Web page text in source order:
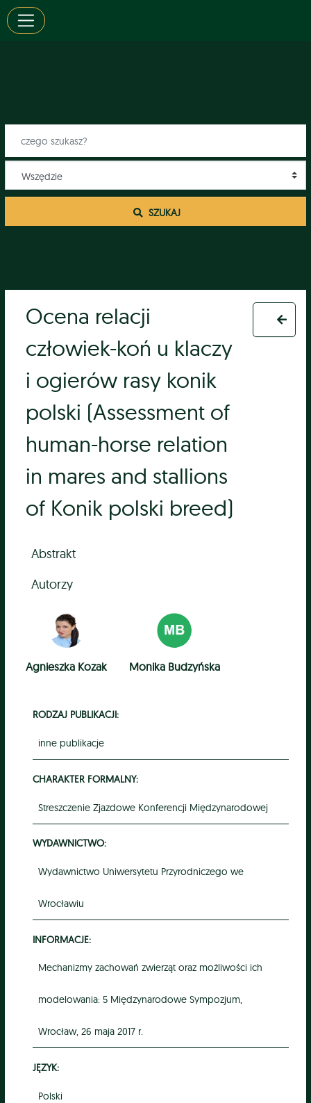
SZUKAJ
Ocena relacji
człowiek-koń u klaczy
i ogierów rasy konik
polski (Assessment of
human-horse relation
in mares and stallions
of Konik polski breed)
Abstrakt
Autorzy
Agnieszka Kozak Monika Budzyńska
RODZAJ PUBLIKACJI:
inne publikacje
CHARAKTER FORMALNY:
Streszczenie Zjazdowe Konferencji Międzynarodowej
WYDAWNICTWO:
Wydawnictwo Uniwersytetu Przyrodniczego we
Wrocławiu
INFORMACJE:
Mechanizmy zachowań zwierząt oraz możliwości ich
modelowania: 5 Międzynarodowe Sympozjum,
Wrocław, 26 maja 2017 r.
JĘZYK:
Polski